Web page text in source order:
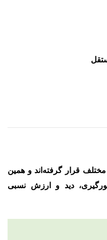
قرار گرفته‌اند و همین
دید و ارزش نسبی